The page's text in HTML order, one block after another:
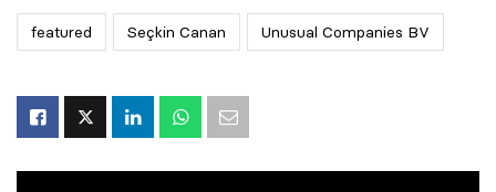
featured Seçkin Canan Unusual Companies BV